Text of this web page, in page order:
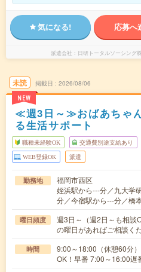
気になる! 応募へ
派遣会社 日研トータルソーシン
未読
NEW
掲載日 2026/08/06
≪週3日～≫おばあちゃ
る生活サポート
職種未経験OK 交通費別途支給あり
WEB登録OK 派遣
勤務地
福岡市西区
姪浜駅から---分／九大学
分／今宿駅から---分／橋
曜日頻度
週3日～（週2日～も相談
の曜日があればご相談く
時間
9:00～18:00（休憩60分
OK！早番 7:00～16:00